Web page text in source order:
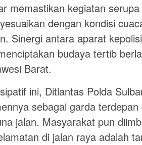
memastikan kegiatan
dengan kondisi
Sinergi antara aparat
budaya tertib
Barat.
ini, Ditlantas Polda
sebagai garda
jalan. Masyarakat pun
di jalan raya adalah